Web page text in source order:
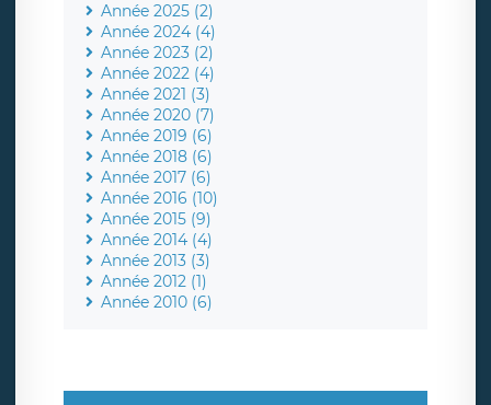
Année 2025 (2)
Année 2024 (4)
Année 2023 (2)
Année 2022 (4)
Année 2021 (3)
Année 2020 (7)
Année 2019 (6)
Année 2018 (6)
Année 2017 (6)
Année 2016 (10)
Année 2015 (9)
Année 2014 (4)
Année 2013 (3)
Année 2012 (1)
Année 2010 (6)